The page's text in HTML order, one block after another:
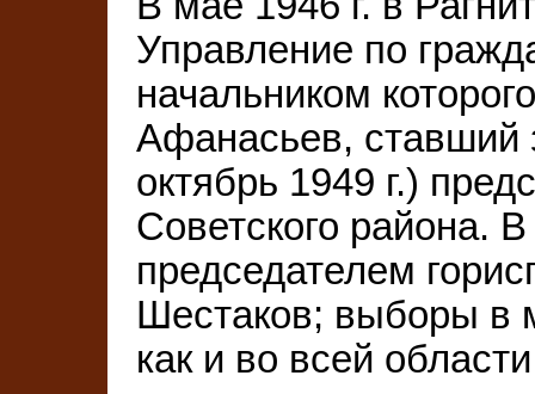
Управление по
начальником
Афанасьев, ставший
октябрь 1949 г.)
Советского района.
председателем
Шестаков; выборы в
как и во всей